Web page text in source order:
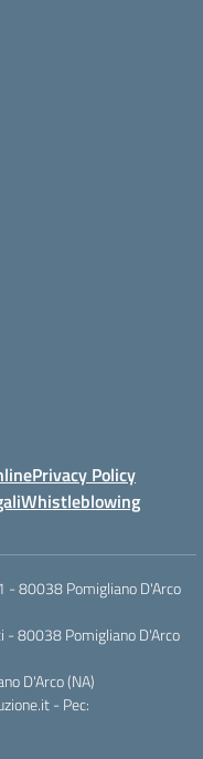
Privacy Policy
Whistleblowing
- 80038 Pomigliano D'Arco
- 80038 Pomigliano D'Arco
D'Arco (NA)
- Pec: